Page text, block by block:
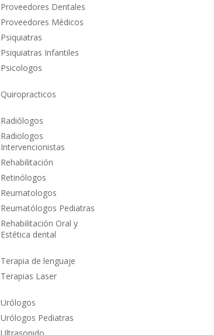
Proveedores Dentales
Proveedores Médicos
Psiquiatras
Psiquiatras Infantiles
Psicologos
Quiropracticos
Radiólogos
Radiologos
Intervencionistas
Rehabilitación
Retinólogos
Reumatologos
Reumatólogos Pediatras
Rehabilitación Oral y
Estética dental
Terapia de lenguaje
Terapias Laser
Urólogos
Urólogos Pediatras
Ultrasonido